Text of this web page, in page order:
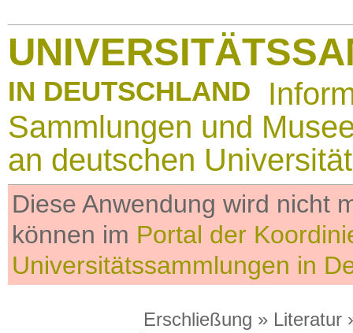
IN DEUTSCHLAND
Sammlungen und
an deutschen
Diese Anwendung wird nicht
können im Portal der
Universitätssammlungen in
Erschließung » Literatur